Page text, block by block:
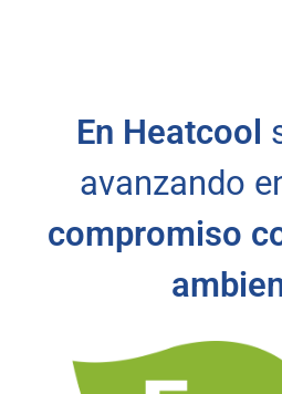
En Heatcool
avanzando
compromiso